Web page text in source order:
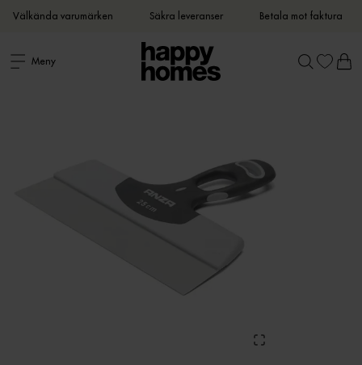
Välkända varumärken Säkra leveranser Betala mot faktura
Meny